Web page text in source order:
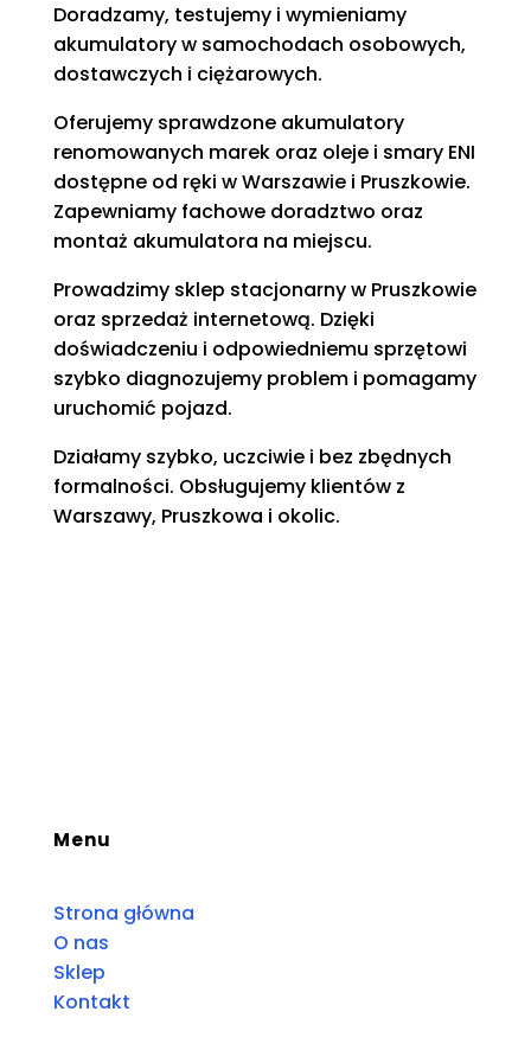
Doradzamy, testujemy i wymieniamy
akumulatory w samochodach osobowych,
dostawczych i ciężarowych.
Oferujemy sprawdzone akumulatory
renomowanych marek oraz oleje i smary ENI
dostępne od ręki w Warszawie i Pruszkowie.
Zapewniamy fachowe doradztwo oraz
montaż akumulatora na miejscu.
Prowadzimy sklep stacjonarny w Pruszkowie
oraz sprzedaż internetową. Dzięki
doświadczeniu i odpowiedniemu sprzętowi
szybko diagnozujemy problem i pomagamy
uruchomić pojazd.
Działamy szybko, uczciwie i bez zbędnych
formalności. Obsługujemy klientów z
Warszawy, Pruszkowa i okolic.
Menu
Strona główna
O nas
Sklep
Kontakt